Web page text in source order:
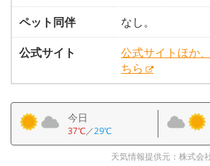
ペット同伴
なし。
公式サイト
公式サイトほか
ちら
今日
37℃／29℃
天気情報提供元：株式会